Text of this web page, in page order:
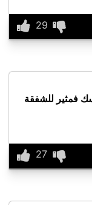
فمثير للشفقة